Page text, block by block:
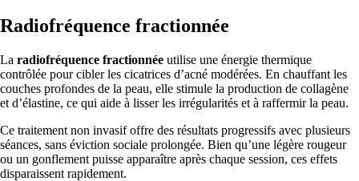
Radiofréquence fractionnée
La radiofréquence fractionnée utilise une énergie thermique
contrôlée pour cibler les cicatrices d’acné modérées. En chauffant les
couches profondes de la peau, elle stimule la production de collagène
et d’élastine, ce qui aide à lisser les irrégularités et à raffermir la peau.
Ce traitement non invasif offre des résultats progressifs avec plusieurs
séances, sans éviction sociale prolongée. Bien qu’une légère rougeur
ou un gonflement puisse apparaître après chaque session, ces effets
disparaissent rapidement.